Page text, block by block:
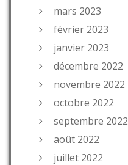
mars 2023
février 2023
janvier 2023
décembre 2022
novembre 2022
octobre 2022
septembre 2022
août 2022
juillet 2022